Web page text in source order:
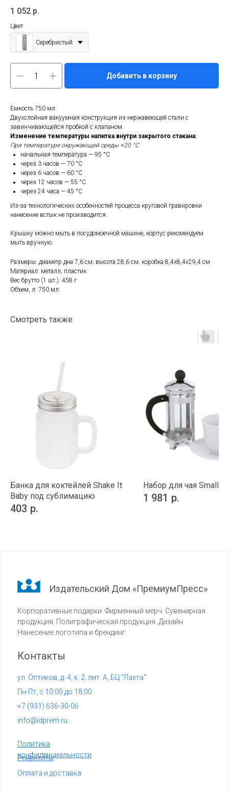
1 052 р.
Цвет
Серебристый
Добавить в корзину
Емкость 750 мл.
Двухслойная вакуумная конструкция из нержавеющей стали с
завинчивающейся пробкой с клапаном.
Изменение температуры напитка внутри закрытого стакана:
При температуре окружающей среды +20 °С
начальная температура — 95 °С
через 3 часов — 70 °С
через 6 часов — 60 °С
через 12 часов — 55 °С
через 24 часа — 45 °С
Из-за технологических особенностей процесса круговой гравировки
нанесение встык не производится.
Крышку можно мыть в посудомоечной машине, корпус рекомендуем
мыть вручную.
Размеры: диаметр дна 7,6 см; высота 28,6 см; коробка 8,4х8,4х29,4 см
Материал: металл, пластик
Вес брутто (1 шт.): 458 г
Объем, л: 750 мл
Смотреть также
Банка для коктейлей Shake It
Baby под сублимацию
403 р.
Набор для чая Small
1 981 р.
Издательский Дом «ПремиумПресс»
Корпоративные подарки. Фирменный мерч. Сувенирная
продукция. Полиграфическая продукция. Дизайн.
Нанесение логотипа и брендинг.
info@idprem.ru
Контакты
Политика
конфиденциальности
+7 (931) 636-30-06
Реквизиты
ул. Оптиков, д. 4, к. 2, лит. А, БЦ "Лахта"
Оплата и доставка
Пн-Пт, с 10:00 до 18:00